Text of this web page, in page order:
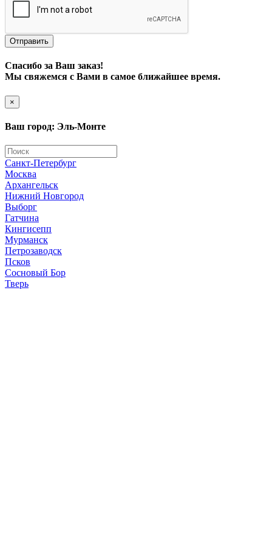
Отправить
Спасибо за Ваш заказ!
Мы свяжемся с Вами в самое ближайшее время.
×
Ваш город: Эль-Монте
Санкт-Петербург
Москва
Архангельск
Нижний Новгород
Выборг
Гатчина
Кингисепп
Мурманск
Петрозаводск
Псков
Сосновый Бор
Тверь